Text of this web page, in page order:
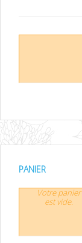
PANIER
Votre panier
est vide.